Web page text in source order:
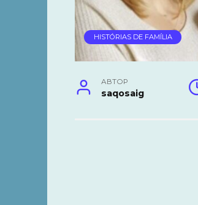
HISTÓRIAS DE FAMÍLIA
АВТОР
saqosaig